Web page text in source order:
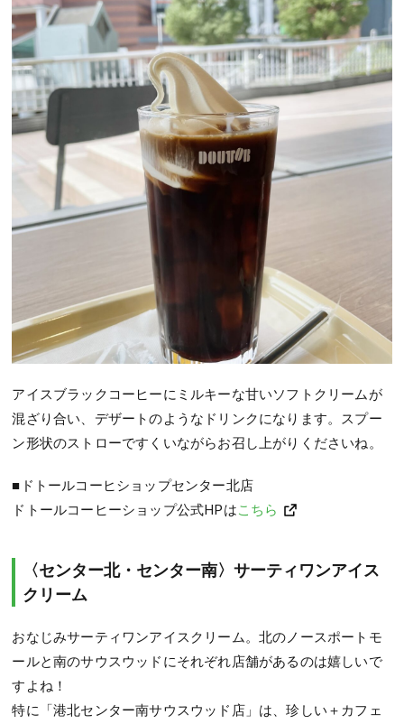
アイスブラックコーヒーにミルキーな甘いソフトクリームが
混ざり合い、デザートのようなドリンクになります。スプー
ン形状のストローですくいながらお召し上がりくださいね。
■ドトールコーヒショップセンター北店
ドトールコーヒーショップ公式HPは こちら
〈センター北・センター南〉サーティワンアイス
クリーム
おなじみサーティワンアイスクリーム。北のノースポートモ
ールと南のサウスウッドにそれぞれ店舗があるのは嬉しいで
すよね！
特に「港北センター南サウスウッド店」は、珍しい＋カフェ